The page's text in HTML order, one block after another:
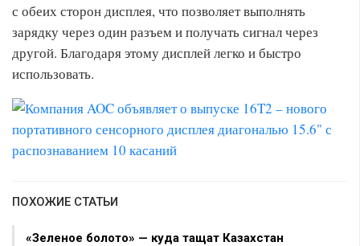
с обеих сторон дисплея, что позволяет выполнять
зарядку через один разъем и получать сигнал через
другой. Благодаря этому дисплей легко и быстро
использовать.
ПОХОЖИЕ СТАТЬИ
«Зеленое болото» — куда тащат Казахстан